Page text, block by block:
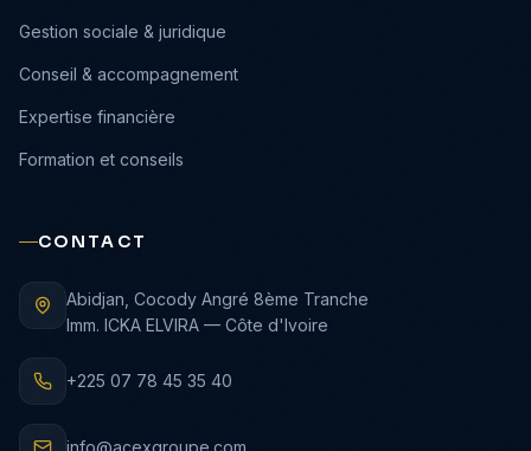
›
Gestion sociale & juridique
›
Conseil & accompagnement
›
Expertise financière
›
Formation et conseils
CONTACT
Abidjan, Cocody Angré 8ème Tranche
Imm. ICKA ELVIRA — Côte d'Ivoire
+225 07 78 45 35 40
info@acexgroupe.com